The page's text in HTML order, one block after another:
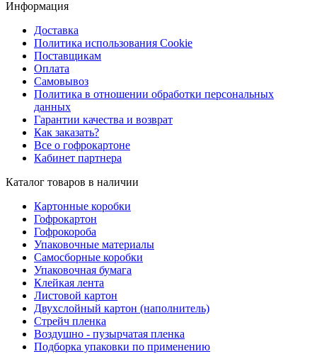
Информация
Доставка
Политика использования Cookie
Поставщикам
Оплата
Самовывоз
Политика в отношении обработки персональных
данных
Гарантии качества и возврат
Как заказать?
Все о гофрокартоне
Кабинет партнера
Каталог товаров в наличии
Картонные коробки
Гофрокартон
Гофрокороба
Упаковочные материалы
Самосборные коробки
Упаковочная бумага
Клейкая лента
Листовой картон
Двухслойный картон (наполнитель)
Стрейч пленка
Воздушно - пузырчатая пленка
Подборка упаковки по применению